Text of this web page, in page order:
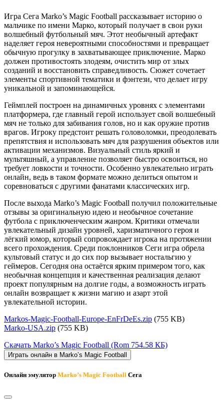
Игра Сега Marko’s Magic Football рассказывает историю о
мальчике по имени Марко, который получает в свои руки
волшебный футбольный мяч. Этот необычный артефакт
наделяет героя невероятными способностями и превращает
обычную прогулку в захватывающее приключение. Марко
должен противостоять злодеям, очистить мир от злых
созданий и восстановить справедливость. Сюжет сочетает
элементы спортивной тематики и фэнтези, что делает игру
уникальной и запоминающейся.
Геймплей построен на динамичных уровнях с элементами
платформера, где главный герой использует свой волшебный
мяч не только для забивания голов, но и как оружие против
врагов. Игроку предстоит решать головоломки, преодолевать
препятствия и использовать мяч для разрушения объектов или
активации механизмов. Визуальный стиль яркий и
мультяшный, а управление позволяет быстро освоиться, но
требует ловкости и точности. Особенно увлекательно играть
онлайн, ведь в таком формате можно делиться опытом и
соревноваться с другими фанатами классических игр.
После выхода Marko’s Magic Football получил положительные
отзывы за оригинальную идею и необычное сочетание
футбола с приключенческим жанром. Критики отмечали
увлекательный дизайн уровней, харизматичного героя и
лёгкий юмор, который сопровождает игрока на протяжении
всего прохождения. Среди поклонников Сеги игра обрела
культовый статус и до сих пор вызывает ностальгию у
геймеров. Сегодня она остаётся ярким примером того, как
необычная концепция и качественная реализация делают
проект популярным на долгие годы, а возможность играть
онлайн возвращает к жизни магию и азарт этой
увлекательной истории.
Markos-Magic-Football-Europe-EnFrDeEs.zip (755 KB)
Marko-USA.zip (755 KB)
Скачать Marko’s Magic Football (Rom 754.58 КБ)
Играть онлайн в Marko’s Magic Football
Онлайн эмулятор Marko’s Magic Football Сега